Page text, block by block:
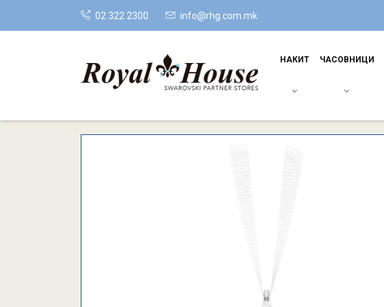
02 322 2300 info@rhg.com.mk
НАКИТ ЧАСОВНИЦИ